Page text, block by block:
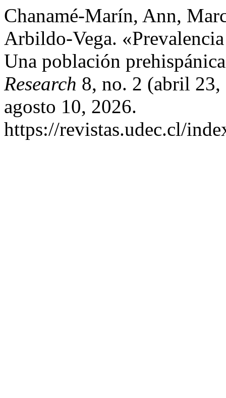
Chanamé-Marín, Ann,
Arbildo-Vega.
Una población
Research 8, no. 2 (abril
agosto 10, 2026.
https://revistas.udec.cl/